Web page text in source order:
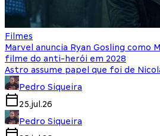
Filmes
Marvel anuncia Ryan Gosling como
filme do anti-herói em 2028
Astro assume papel que foi de
Pedro Siqueira
25.jul.26
Pedro Siqueira